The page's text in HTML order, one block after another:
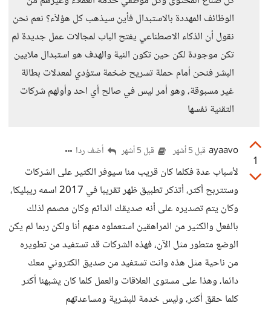
الوظائف المهددة بالاستبدال فأين سيذهب كل هؤلاْء؟ نعم نحن
نقول أن الذكاء الاصطناعي يفتح الباب لمجالات عمل جديدة لم
تكن موجودة لكن حين تكون النية والهدف هو استبدال ملايين
البشر فنحن أمام حملة تسريح ضخمة ستؤدي لمعدلات بطالة
غير مسبوقة، وهو أمر ليس في صالح أي احد وأولهم شركات
التقنية نفسها
1
ayaavo قبل 5 أشهر قبل 5 أشهر أضف ردا
لأسباب عدة فكلما كان قريب منا سيوفر الكثير على الشركات
وستتربح أكثر، أتذكر تطبيق ظهر تقريبا في 2017 اسمه ريبليكا،
وكان يتم تصديره على أنه صديقك الدائم وكان مصمم لذلك
بالفعل والكثير من المراهقين استعملوه منهم أنا ولكن ربما لم يكن
الوضع متطور مثل الآن، فهذه الشركات قد تستفيد من تطويره
من ناحية مثل هذه وانت تستفيد من صديق الكتروني معك
دائما، وهذا على مستوى العلاقات والعمل كلما كان يشبهنا أكثر
كلما حقق أكثر، وليس خدمة للبشرية ومساعدتهم